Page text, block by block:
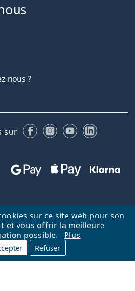
sur ce site web pour son
et vous offrir la meilleure
possible.
Plus
Refuser
nous ?
sur FacebookInstagram
YouTubeLinkedIn
la page d'accueil
Haut
par Lentiamo s.r.o., République
en ligne pour vous depuis 18 ans.